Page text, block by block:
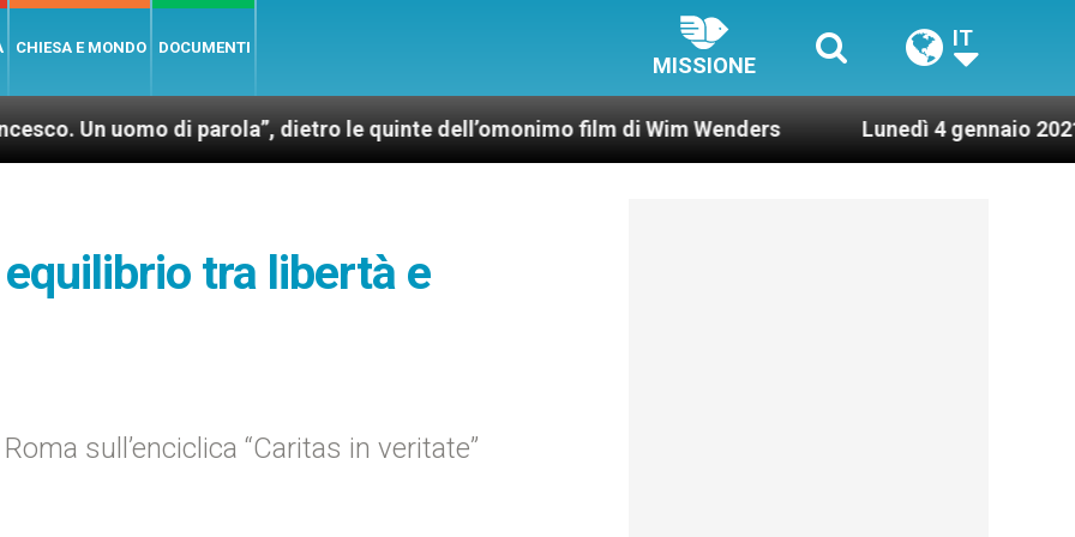
CHIESA E MONDO DOCUMENTI
MISSIONE
IT
di parola”, dietro le quinte dell’omonimo film di Wim Wenders Lunedì 4 gennaio 2021: Possesso
tra libertà e
sull’enciclica “Caritas in veritate”